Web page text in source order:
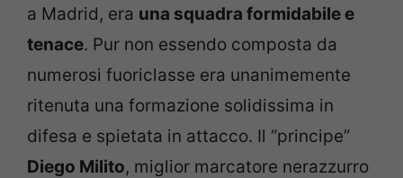
a Madrid, era una squadra formidabile e
tenace. Pur non essendo composta da
numerosi fuoriclasse era unanimemente
ritenuta una formazione solidissima in
difesa e spietata in attacco. Il “principe”
Diego Milito, miglior marcatore nerazzurro